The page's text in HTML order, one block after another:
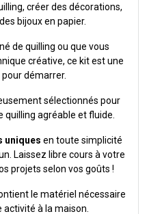
créer des décorations,
bijoux en papier.
de quilling ou que vous
créative, ce kit est une
démarrer.
sélectionnés pour
agréable et fluide.
uniques en toute simplicité
Laissez libre cours à votre
projets selon vos goûts !
le matériel nécessaire
à la maison.